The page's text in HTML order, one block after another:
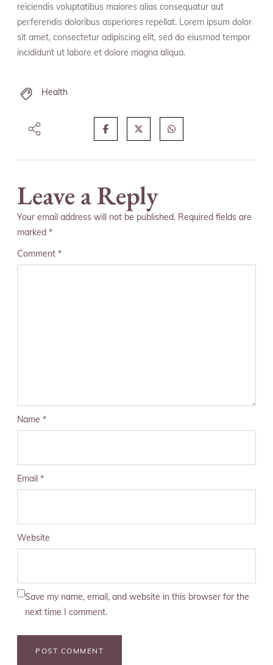
reiciendis voluptatibus maiores alias consequatur aut
perferendis doloribus asperiores repellat. Lorem ipsum dolor
sit amet, consectetur adipiscing elit, sed do eiusmod tempor
incididunt ut labore et dolore magna aliqua.
Health
Leave a Reply
Your email address will not be published. Required fields are
marked *
Comment *
Name *
Email *
Website
Save my name, email, and website in this browser for the
next time I comment.